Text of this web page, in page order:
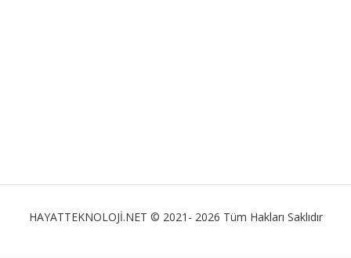
HAYATTEKNOLOJİ.NET © 2021- 2026 Tüm Hakları Saklıdır